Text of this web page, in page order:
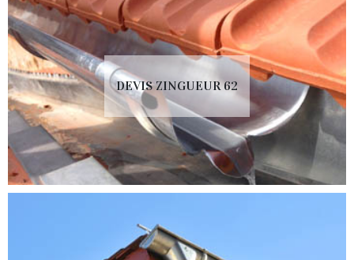
DEVIS ZINGUEUR 62